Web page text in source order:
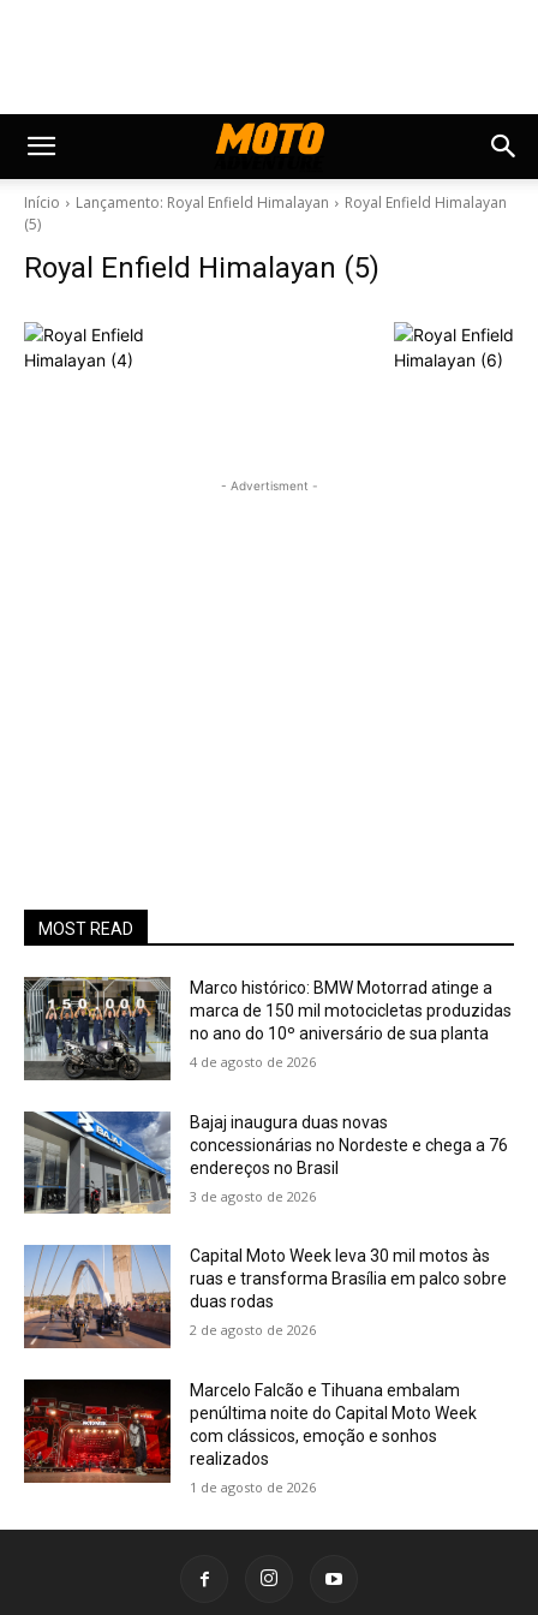
Início Lançamento: Royal Enfield Himalayan
Royal Enfield Himalayan
(5)
Royal Enfield Himalayan (5)
- Advertisment -
MOST READ
Marco histórico: BMW Motorrad atinge a
marca de 150 mil motocicletas produzidas
no ano do 10º aniversário de sua planta
4 de agosto de 2026
Bajaj inaugura duas novas
concessionárias no Nordeste e chega a 76
endereços no Brasil
3 de agosto de 2026
Capital Moto Week leva 30 mil motos às
ruas e transforma Brasília em palco sobre
duas rodas
2 de agosto de 2026
Marcelo Falcão e Tihuana embalam
penúltima noite do Capital Moto Week
com clássicos, emoção e sonhos
realizados
1 de agosto de 2026